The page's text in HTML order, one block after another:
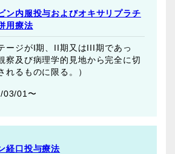
ン内服投与およびオキサリプラチ
用療法
ージがI期、II期又はIII期であっ
察及び病理学的見地から完全に切
れるものに限る。）
03/01〜
経口投与療法